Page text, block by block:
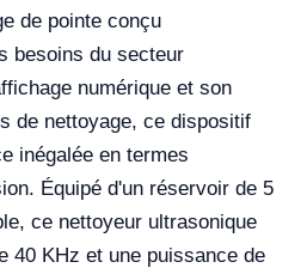
de pointe conçu
besoins du secteur
numérique et son
de nettoyage, ce dispositif
inégalée en termes
Équipé d'un réservoir de 5
ce nettoyeur ultrasonique
40 KHz et une puissance de